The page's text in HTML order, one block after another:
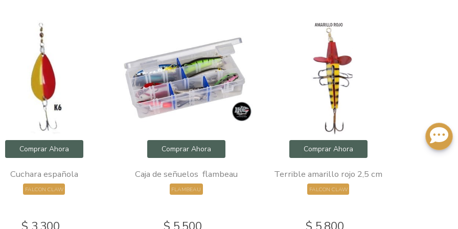
Comprar Ahora
Cuchara española
FALCON CLAW
Comprar Ahora
Caja de señuelos flambeau
FLAMBEAU
Comprar Ahora
Terrible amarillo rojo 2,5 cm
FALCON CLAW